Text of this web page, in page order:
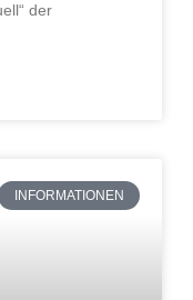
der
INFORMATIONEN